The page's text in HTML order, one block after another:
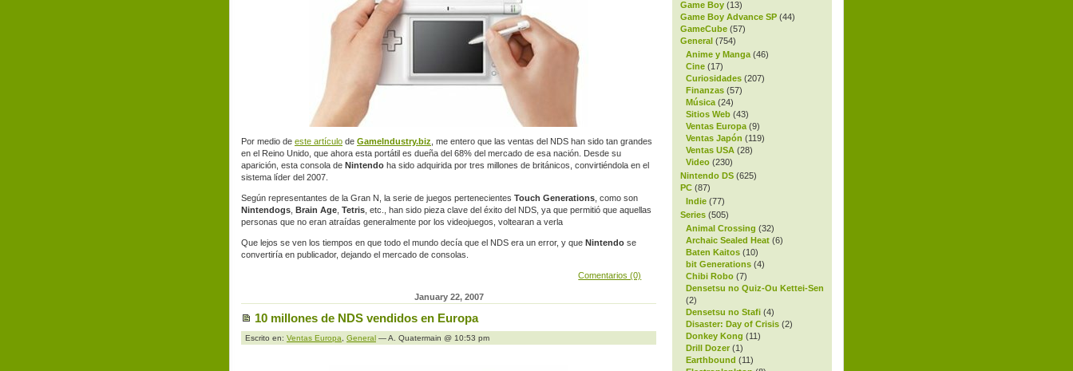
Game Boy (13)
Game Boy Advance SP (44)
GameCube (57)
General (754)
Anime y Manga (46)
Cine (17)
Curiosidades (207)
Finanzas (57)
Música (24)
Sitios Web (43)
Ventas Europa (9)
Ventas Japón (119)
Ventas USA (28)
Video (230)
Nintendo DS (625)
PC (87)
Indie (77)
Series (505)
Animal Crossing (32)
Archaic Sealed Heat (6)
Baten Kaitos (10)
bit Generations (4)
Chibi Robo (7)
Densetsu no Quiz-Ou Kettei-Sen
(2)
Densetsu no Stafi (4)
Disaster: Day of Crisis (2)
Donkey Kong (11)
Drill Dozer (1)
Earthbound (11)
Por medio de este artículo de GameIndustry.biz , me entero que las ventas del NDS han sido tan grandes
en el Reino Unido, que ahora esta portátil es dueña del 68% del mercado de esa nación. Desde su
aparición, esta consola de Nintendo ha sido adquirida por tres millones de británicos, convirtiéndola en el
sistema líder del 2007.
Según representantes de la Gran N, la serie de juegos pertenecientes Touch Generations , como son
Nintendogs Brain Age Tetris , etc., han sido pieza clave del éxito del NDS, ya que permitió que aquellas
personas que no eran atraídas generalmente por los videojuegos, voltearan a verla
Que lejos se ven los tiempos en que todo el mundo decía que el NDS era un error, y que Nintendo se
convertiría en publicador, dejando el mercado de consolas.
Comentarios (0)
January 22, 2007
10 millones de NDS vendidos en Europa
Escrito en: Ventas Europa, General — A. Quatermain @ 10:53 pm